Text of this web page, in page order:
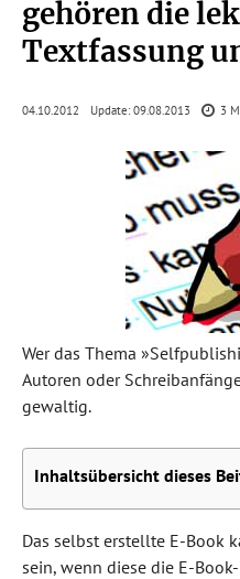
gehören die
Textfassung
04.10.2012 Update: 09.08.2013 3
Wer das Thema
Autoren oder
gewaltig.
Inhaltsübersicht dieses
Das selbst erstellte E-Book
sein, wenn diese die E-